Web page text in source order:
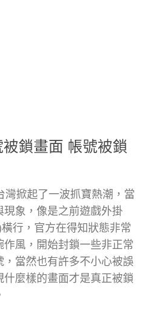
鎖畫面 帳號被鎖
灣掀起了一波抓寶熱潮，當
象，像是之前遊戲外掛
行，官方在得知狀態非常
風，開始封鎖一些非正常
當然也有許多不小心被誤
麼樣的畫面才是真正被鎖